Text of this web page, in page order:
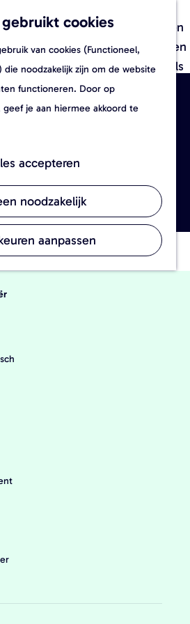
cookies
van cookies (Functioneel,
die noodzakelijk zijn om de website
functioneren. Door op
je aan hiermee akkoord te
accepteren
noodzakelijk
aanpassen
F
a
v
o
r
t
e
n
Z
o
e
k
e
M
e
n
u
Foodverhalen
Evenementen
Streekwinkels
om deze content
voorkeuren in